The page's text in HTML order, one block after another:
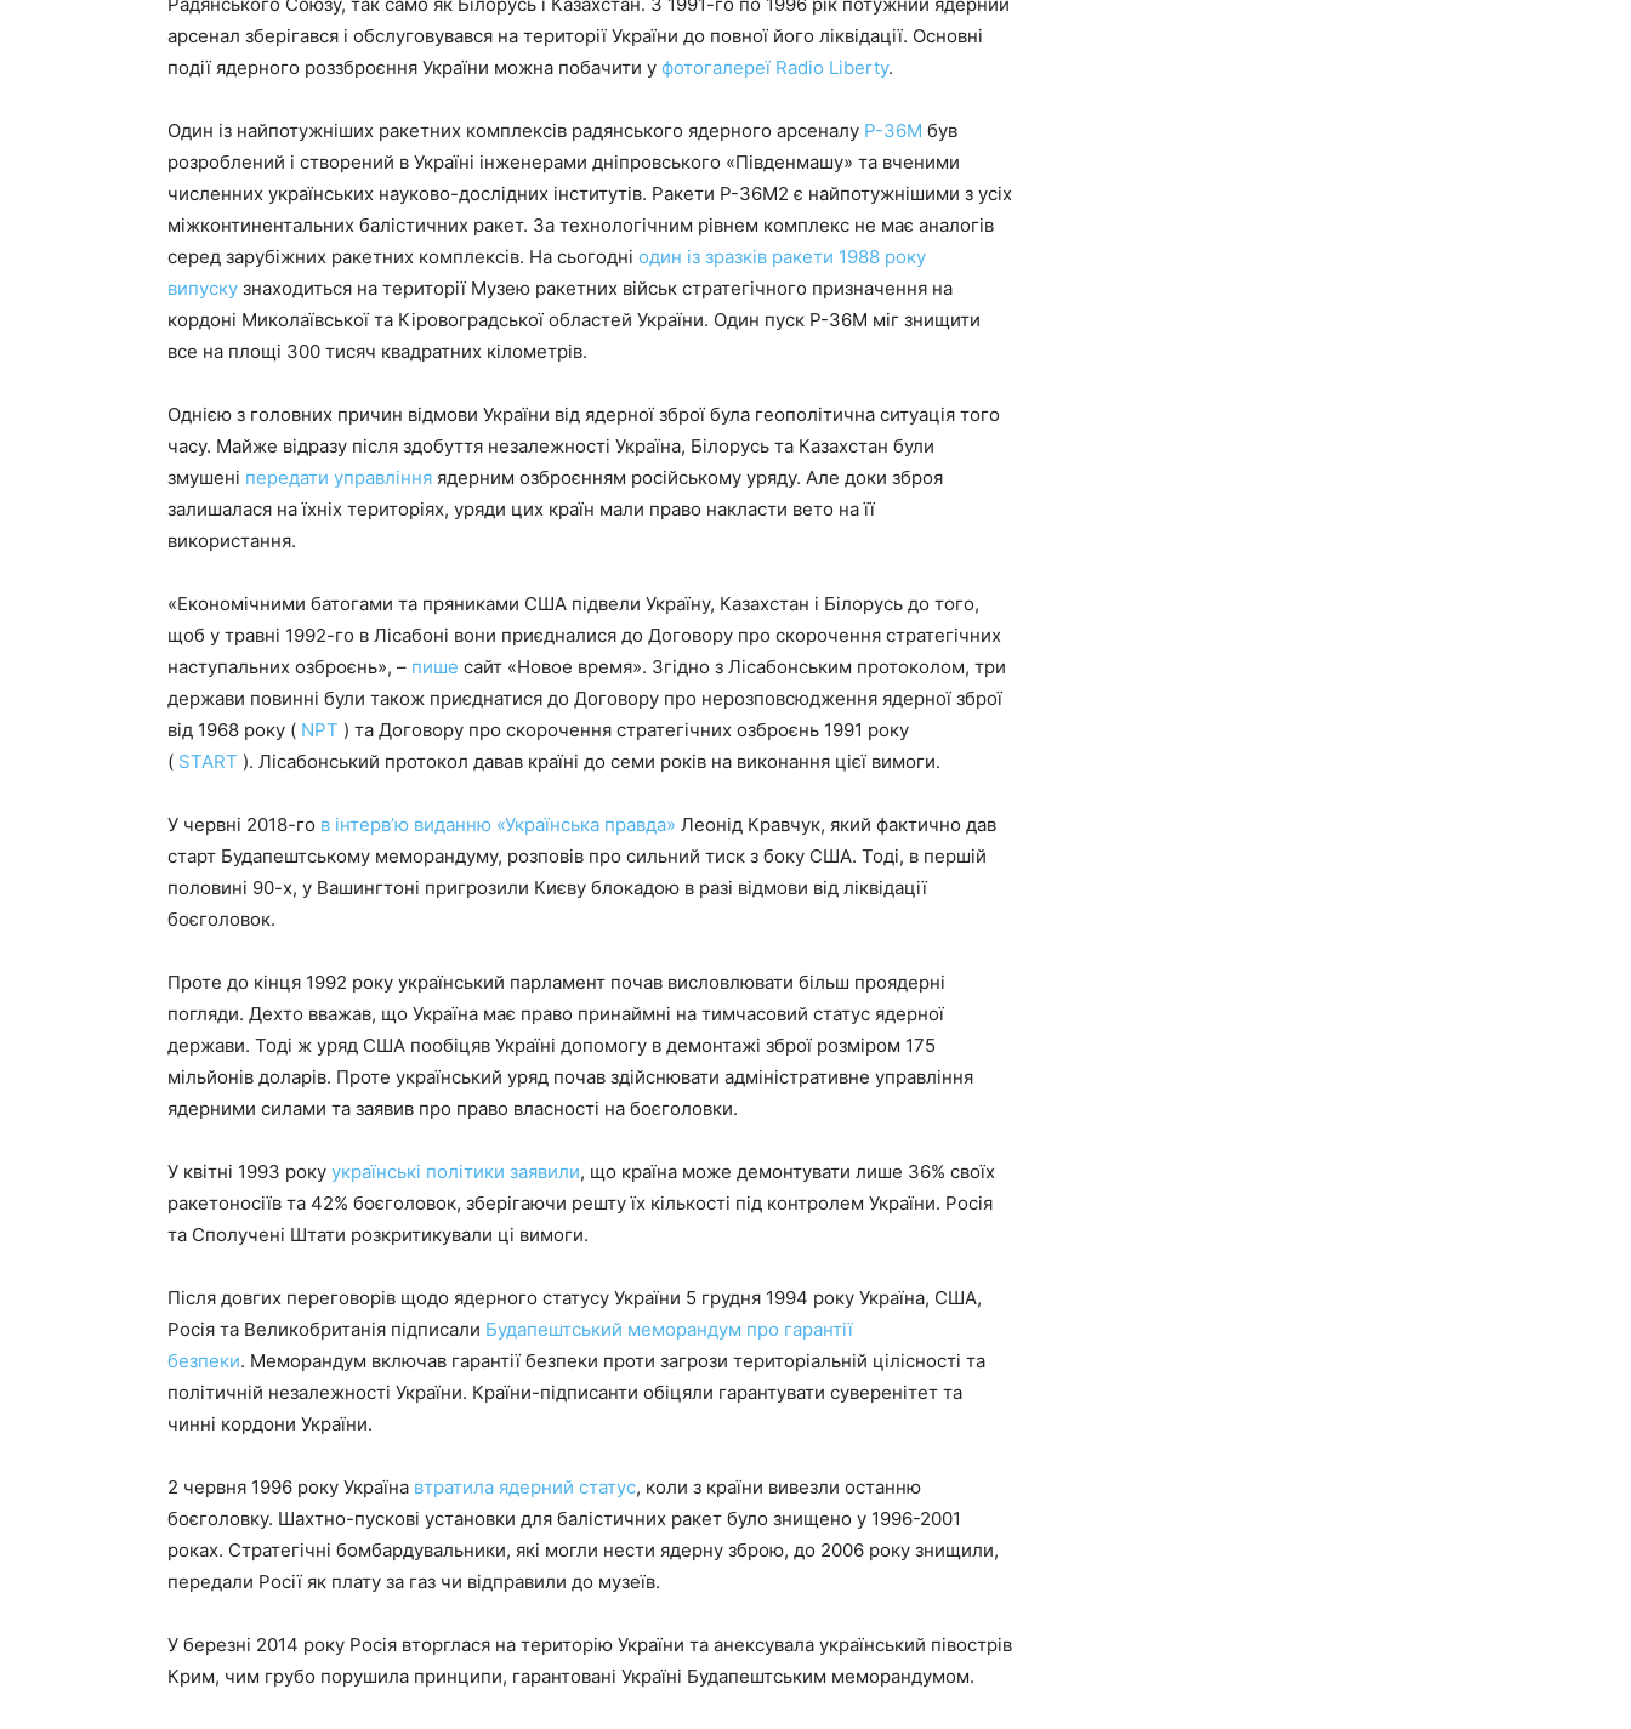
арсенал зберігався і обслуговувався на території України до повної його ліквідації. Основні
події ядерного роззброєння України можна побачити у фотогалереї Radio Liberty.
Один із найпотужніших ракетних комплексів радянського ядерного арсеналу Р-36М був
розроблений і створений в Україні інженерами дніпровського «Південмашу» та вченими
численних українських науково-дослідних інститутів. Ракети Р-36М2 є найпотужнішими з усіх
міжконтинентальних балістичних ракет. За технологічним рівнем комплекс не має аналогів
серед зарубіжних ракетних комплексів. На сьогодні один із зразків ракети 1988 року
випуску знаходиться на території Музею ракетних військ стратегічного призначення на
кордоні Миколаївської та Кіровоградської областей України. Один пуск Р-36М міг знищити
все на площі 300 тисяч квадратних кілометрів.
Однією з головних причин відмови України від ядерної зброї була геополітична ситуація того
часу. Майже відразу після здобуття незалежності Україна, Білорусь та Казахстан були
змушені передати управління ядерним озброєнням російському уряду. Але доки зброя
залишалася на їхніх територіях, уряди цих країн мали право накласти вето на її
використання.
«Економічними батогами та пряниками США підвели Україну, Казахстан і Білорусь до того,
щоб у травні 1992-го в Лісабоні вони приєдналися до Договору про скорочення стратегічних
наступальних озброєнь», – пише сайт «Новое время». Згідно з Лісабонським протоколом, три
держави повинні були також приєднатися до Договору про нерозповсюдження ядерної зброї
від 1968 року ( NPT ) та Договору про скорочення стратегічних озброєнь 1991 року
( START ). Лісабонський протокол давав країні до семи років на виконання цієї вимоги.
У червні 2018-го в інтерв’ю виданню «Українська правда» Леонід Кравчук, який фактично дав
старт Будапештському меморандуму, розповів про сильний тиск з боку США. Тоді, в першій
половині 90-х, у Вашингтоні пригрозили Києву блокадою в разі відмови від ліквідації
боєголовок.
Проте до кінця 1992 року український парламент почав висловлювати більш проядерні
погляди. Дехто вважав, що Україна має право принаймні на тимчасовий статус ядерної
держави. Тоді ж уряд США пообіцяв Україні допомогу в демонтажі зброї розміром 175
мільйонів доларів. Проте український уряд почав здійснювати адміністративне управління
ядерними силами та заявив про право власності на боєголовки.
У квітні 1993 року українські політики заявили, що країна може демонтувати лише 36% своїх
ракетоносіїв та 42% боєголовок, зберігаючи решту їх кількості під контролем України. Росія
та Сполучені Штати розкритикували ці вимоги.
Після довгих переговорів щодо ядерного статусу України 5 грудня 1994 року Україна, США,
Росія та Великобританія підписали Будапештський меморандум про гарантії
безпеки. Меморандум включав гарантії безпеки проти загрози територіальній цілісності та
політичній незалежності України. Країни-підписанти обіцяли гарантувати суверенітет та
чинні кордони України.
2 червня 1996 року Україна втратила ядерний статус, коли з країни вивезли останню
боєголовку. Шахтно-пускові установки для балістичних ракет було знищено у 1996-2001
роках. Стратегічні бомбардувальники, які могли нести ядерну зброю, до 2006 року знищили,
передали Росії як плату за газ чи відправили до музеїв.
У березні 2014 року Росія вторглася на територію України та анексувала український півострів
Крим, чим грубо порушила принципи, гарантовані Україні Будапештським меморандумом.